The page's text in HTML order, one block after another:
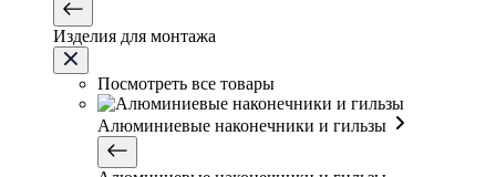
Изделия для монтажа
Посмотреть все товары
Алюминиевые наконечники и гильзы